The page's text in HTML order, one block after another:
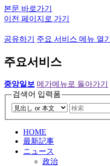
본문 바로가기
이전 페이지로 가기
공유하기 주요 서비스 메뉴 열기
주요서비스
중앙일보 메가메뉴로 돌아가기
검색어 입력폼
HOME
最新記事
ニュース
政治